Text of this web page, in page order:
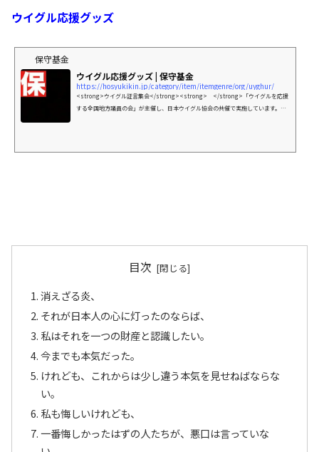
ウイグル応援グッズ
保守基金
ウイグル応援グッズ | 保守基金
https://hosyukikin.jp/category/item/itemgenre/org/uyghur/
<strong>ウイグル証言集会</strong><strong> </strong>「ウイグルを応援
する全国地方議員の会」が主催し、日本ウイグル協会の共催で実施しています。実
目次
消えざる炎、
それが日本人の心に灯ったのならば、
私はそれを一つの財産と認識したい。
今までも本気だった。
けれども、これからは少し違う本気を見せねばならな
い。
私も悔しいけれども、
一番悔しかったはずの人たちが、悪口は言っていな